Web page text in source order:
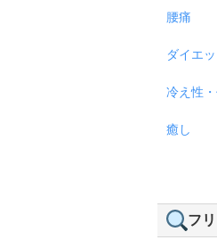
腰痛
ダイエッ
冷え性
癒し
フ